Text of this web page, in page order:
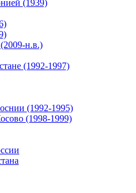
(1939)
н.в.)
(1992-1997)
(1992-1995)
(1998-1999)